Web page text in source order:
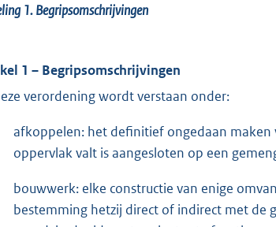
1. Begripsomschrijvingen
1 – Begripsomschrijvingen
verordening wordt verstaan onder:
afkoppelen: het definitief ongedaan
oppervlak valt is aangesloten op een
bouwwerk: elke constructie van enige
bestemming hetzij direct of indirect met de